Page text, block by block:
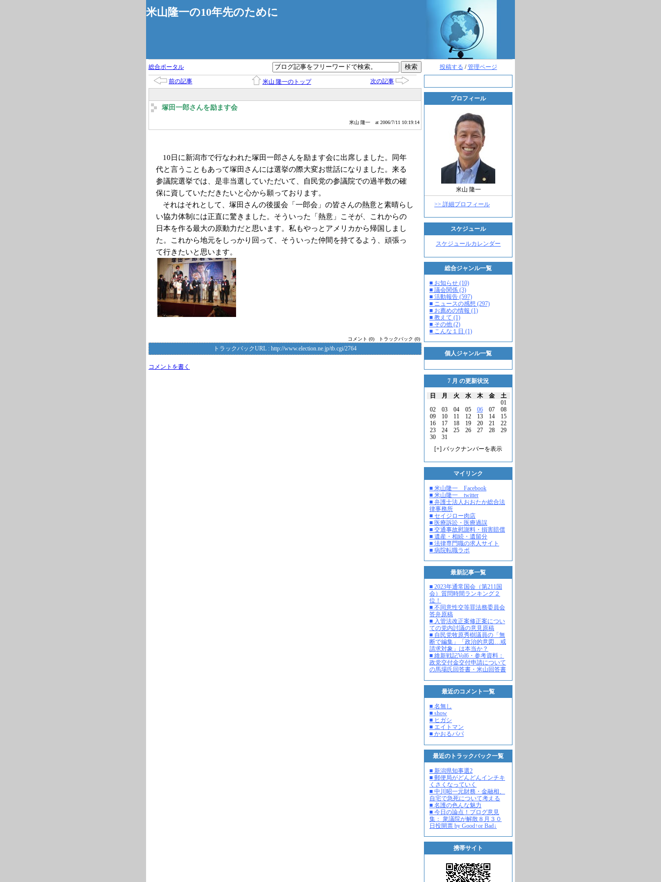
米山隆一の10年先のために
投稿する /管理ページ
プロフィール
米山 隆一
>> 詳細プロフィール
スケジュール
スケジュールカレンダー
総合ジャンル一覧
■ お知らせ (10)
■ 議会関係 (3)
■ 活動報告 (597)
■ ニュースの感想 (297)
■ お薦めの情報 (1)
■ 教えて (1)
■ その他 (2)
■ こんな１日 (1)
個人ジャンル一覧
7 月 の更新状況
日 月 火 水 木 金
土
01
02
03 04 05 06 07
08
09
10 11 12 13 14
15
16
17 18 19 20 21
22
23
24 25 26 27 28
29
30
31
[+] バックナンバーを表示
マイリンク
■ 米山隆一 Facebook
■ 米山隆一 twitter
■ 弁護士法人おおたか総合法
律事務所
■ セイジロー肉店
■ 医療訴訟・医療過誤
■ 交通事故慰謝料・損害賠償
■ 遺産・相続・遺留分
■ 法律専門職の求人サイト
■ 病院転職ラボ
最新記事一覧
■ 2023年通常国会（第211国
会）質問時間ランキング２
位！
■ 不同意性交等罪法務委員会
答弁原稿
■ 入管法改正案修正案につい
ての党内討議の意見原稿
■ 自民党牧原秀樹議員の「無
断で編集」「政治的意図…戒
請求対象」は本当か？
■ 維新戦記Vol6・参考資料：
政党交付金交付申請について
の馬場氏回答書・米山回答書
最近のコメント一覧
■ 名無し
■ show
■ ヒガシ
■ エイトマン
■ かおるパパ
最近のトラックバック一覧
■ 新潟県知事選2
■ 郵便局がどんどんインチキ
くさくなっていく
■ 中川昭一元財務・金融相、
自宅で急死について考える
■ 名護の色んな魅力
■ 今日の論点！ブログ意見
集： 衆議院が解散８月３０
日投開票 by Good↑or Bad↓
携帯サイト
総合ポータル
前の記事 米山 隆一のトップ 次の記事
塚田一郎さんを励ます会
米山 隆一 at 2006/7/11 10:19:14
10日に新潟市で行なわれた塚田一郎さんを励ます会に出席しました。同年
代と言うこともあって塚田さんには選挙の際大変お世話になりました。来る
参議院選挙では、是非当選していただいて、自民党の参議院での過半数の確
保に資していただきたいと心から願っております。
それはそれとして、塚田さんの後援会「一郎会」の皆さんの熱意と素晴らし
い協力体制には正直に驚きました。そういった「熱意」こそが、これからの
日本を作る最大の原動力だと思います。私もやっとアメリカから帰国しまし
た。これから地元をしっかり回って、そういった仲間を持てるよう、頑張っ
て行きたいと思います。
コメント (0) トラックバック (0)
トラックバックURL : http://www.election.ne.jp/tb.cgi/2764
コメントを書く